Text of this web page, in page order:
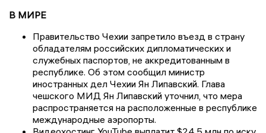
В МИРЕ
Правительство Чехии запретило въезд в страну
обладателям российских дипломатических и
служебных паспортов, не аккредитованным в
республике. Об этом сообщил министр
иностранных дел Чехии Ян Липавский. Глава
чешского МИД Ян Липавский уточнил, что мера
распространяется на расположенные в республике
международные аэропорты.